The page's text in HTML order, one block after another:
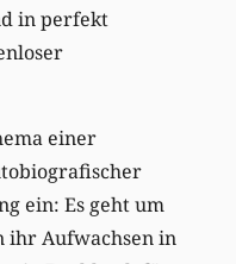
in perfekt
einer
ein: Es geht um
ihr Aufwachsen in